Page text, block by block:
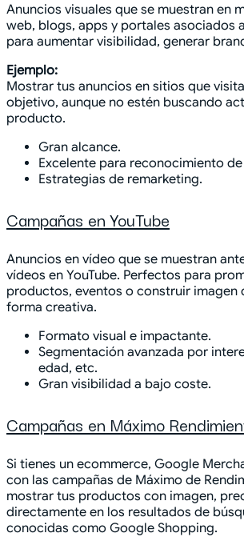
Anuncios visuales que se muestran en
web, blogs, apps y portales asociados
para aumentar visibilidad, generar
Ejemplo:
Mostrar tus anuncios en sitios que
objetivo, aunque no estén buscando
producto.
Gran alcance.
Excelente para reconocimiento
Estrategias de remarketing.
Campañas en YouTube
Anuncios en vídeo que se muestran
vídeos en YouTube. Perfectos para
productos, eventos o construir imagen
forma creativa.
Formato visual e impactante.
Segmentación avanzada por
edad, etc.
Gran visibilidad a bajo coste.
Campañas en Máximo
Si tienes un ecommerce, Google
con las campañas de Máximo de
mostrar tus productos con imagen,
directamente en los resultados de
conocidas como Google Shopping.